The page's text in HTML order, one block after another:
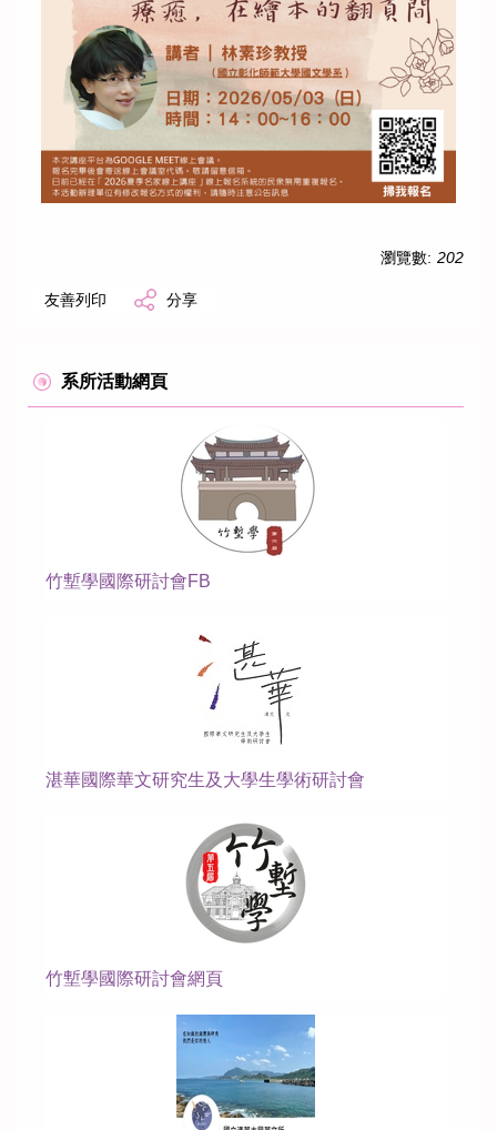
活動紀實
募款
歷年學術活動
歷年畢業生論文
瀏覽數: 202
友善列印 分享
系所活動網頁
竹塹學國際研討會FB
湛華國際華文研究生及大學生學術研討會
竹塹學國際研討會網頁